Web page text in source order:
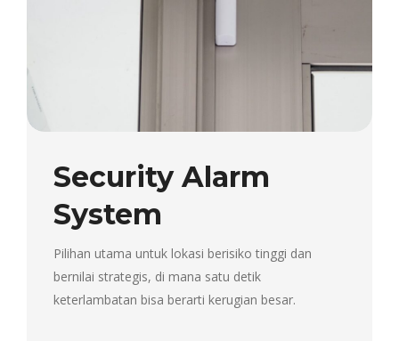
Security Alarm
System
Pilihan utama untuk lokasi berisiko tinggi dan
bernilai strategis, di mana satu detik
keterlambatan bisa berarti kerugian besar.